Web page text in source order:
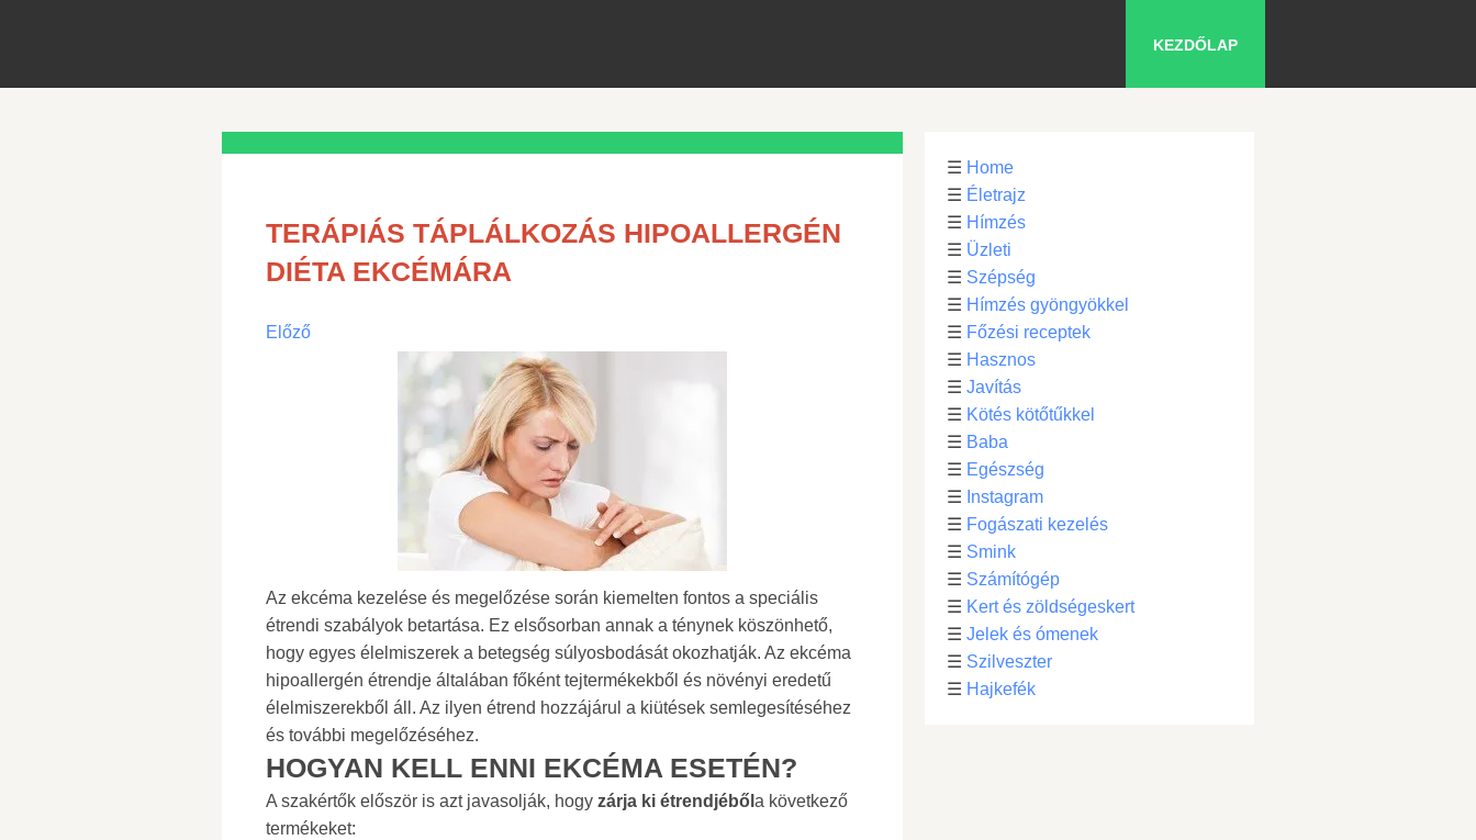
KEZDŐLAP
TERÁPIÁS TÁPLÁLKOZÁS HIPOALLERGÉN
DIÉTA EKCÉMÁRA
Előző
Az ekcéma kezelése és megelőzése során kiemelten fontos a speciális
étrendi szabályok betartása. Ez elsősorban annak a ténynek köszönhető,
hogy egyes élelmiszerek a betegség súlyosbodását okozhatják. Az ekcéma
hipoallergén étrendje általában főként tejtermékekből és növényi eredetű
élelmiszerekből áll. Az ilyen étrend hozzájárul a kiütések semlegesítéséhez
és további megelőzéséhez.
HOGYAN KELL ENNI EKCÉMA ESETÉN?
A szakértők először is azt javasolják, hogy zárja ki étrendjéből a következő
termékeket:
☰ Home
☰ Életrajz
☰ Hímzés
☰ Üzleti
☰ Szépség
☰ Hímzés gyöngyökkel
☰ Főzési receptek
☰ Hasznos
☰ Javítás
☰ Kötés kötőtűkkel
☰ Baba
☰ Egészség
☰ Instagram
☰ Fogászati kezelés
☰ Smink
☰ Számítógép
☰ Kert és zöldségeskert
☰ Jelek és ómenek
☰ Szilveszter
☰ Hajkefék